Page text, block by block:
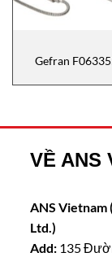
Gefran
Vietnam, cảm
VỀ ANS
ANS Vietnam
Ltd.)
Add: 135